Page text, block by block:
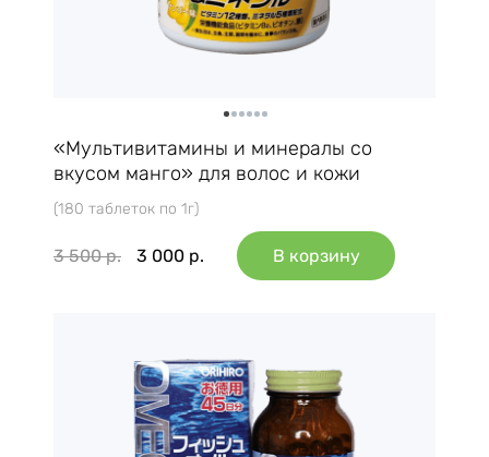
«Мультивитамины и минералы со
вкусом манго» для волос и кожи
(180 таблеток по 1г)
3 500р. 3 000 р. В корзину